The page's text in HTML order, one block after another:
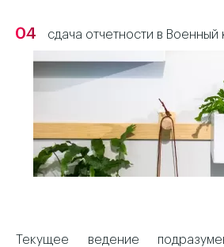
сдача отчетности в Военный
Текущее ведение